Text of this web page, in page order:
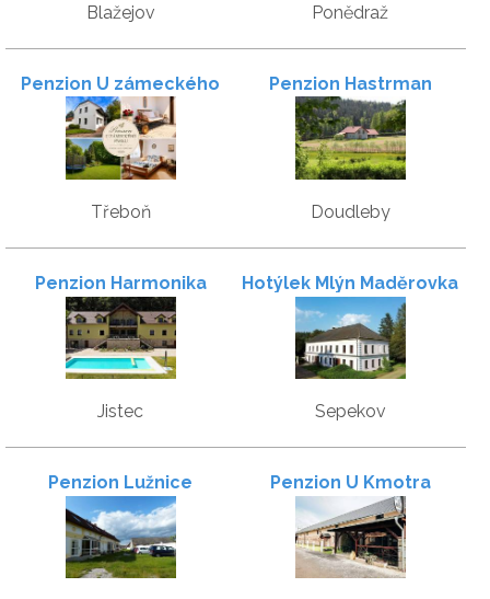
Blažejov Ponědraž
Penzion U zámeckého
parku
Třeboň
Penzion Hastrman
Doudleby
Penzion Harmonika
Jistec
Hotýlek Mlýn Maděrovka
Sepekov
Penzion Lužnice Penzion U Kmotra